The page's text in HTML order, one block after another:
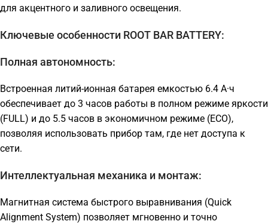
для акцентного и заливного освещения.
Ключевые особенности ROOT BAR BATTERY:
Полная автономность:
Встроенная литий-ионная батарея емкостью 6.4 А·ч
обеспечивает до 3 часов работы в полном режиме яркости
(FULL) и до 5.5 часов в экономичном режиме (ECO),
позволяя использовать прибор там, где нет доступа к
сети.
Интеллектуальная механика и монтаж:
Магнитная система быстрого выравнивания (Quick
Alignment System) позволяет мгновенно и точно